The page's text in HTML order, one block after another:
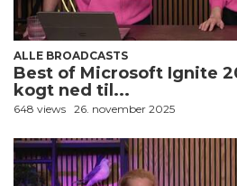
ALLE BROADCASTS
Best of Microsoft Ignite
kogt ned til...
648 views 26. november 2025